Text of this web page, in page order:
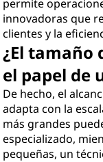
permite
innovadoras que
clientes y la
¿El tamaño
el papel de
De hecho, el
adapta con la
más grandes
especializado,
pequeñas, un